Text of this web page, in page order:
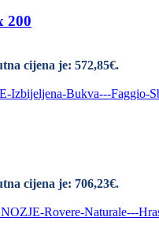
200
cijena je: 572,85€.
cijena je: 706,23€.